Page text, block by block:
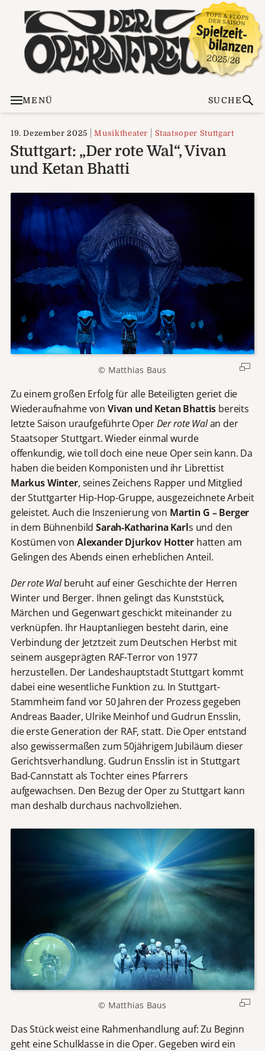
MENÜ SUCHE
19. Dezember 2025 Musiktheater Staatsoper Stuttgart
Stuttgart: „Der rote Wal“, Vivan
und Ketan Bhatti
© Matthias Baus
Zu einem großen Erfolg für alle Beteiligten geriet die
Wiederaufnahme von Vivan und Ketan Bhattis bereits
letzte Saison uraufgeführte OperDer rote Walan der
Staatsoper Stuttgart. Wieder einmal wurde
offenkundig, wie toll doch eine neue Oper sein kann. Da
haben die beiden Komponisten und ihr Librettist
Markus Winter, seines Zeichens Rapper und Mitglied
der Stuttgarter Hip-Hop-Gruppe, ausgezeichnete Arbeit
geleistet. Auch die Inszenierung von Martin G – Berger
in dem BühnenbildSarah-Katharina Karls und den
Kostümen von Alexander Djurkov Hotter hatten am
Gelingen des Abends einen erheblichen Anteil.
Der rote Walberuht auf einer Geschichte der Herren
Winter und Berger. Ihnen gelingt das Kunststück,
Märchen und Gegenwart geschickt miteinander zu
verknüpfen. Ihr Hauptanliegen besteht darin, eine
Verbindung der Jetztzeit zum Deutschen Herbst mit
seinem ausgeprägten RAF-Terror von 1977
herzustellen. Der Landeshauptstadt Stuttgart kommt
dabei eine wesentliche Funktion zu. In Stuttgart-
Stammheim fand vor 50 Jahren der Prozess gegeben
Andreas Baader, Ulrike Meinhof und Gudrun Ensslin,
die erste Generation der RAF, statt. Die Oper entstand
also gewissermaßen zum 50jährigem Jubiläum dieser
Gerichtsverhandlung. Gudrun Ensslin ist in Stuttgart
Bad-Cannstatt als Tochter eines Pfarrers
aufgewachsen. Den Bezug der Oper zu Stuttgart kann
man deshalb durchaus nachvollziehen.
© Matthias Baus
Das Stück weist eine Rahmenhandlung auf: Zu Beginn
geht eine Schulklasse in die Oper. Gegeben wird ein